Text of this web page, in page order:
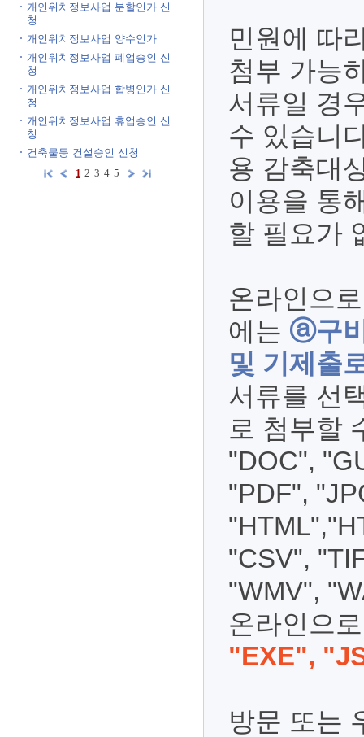
개인위치정보사업 분할인가 신
청
개인위치정보사업 양수인가
개인위치정보사업 폐업승인 신
청
개인위치정보사업 합병인가 신
청
개인위치정보사업 휴업승인 신
청
건축물등 건설승인 신청
1 2 3 4 5
민원에 따
첨부 가능
서류일 경
수 있습니
용 감축대
이용을 통
할 필요가
온라인으
에는 ⓐ구
및 기제출
서류를 선
로 첨부할
"DOC",
"PDF",
"CSV",
"WMV",
온라인으
"EXE",
방문 또는